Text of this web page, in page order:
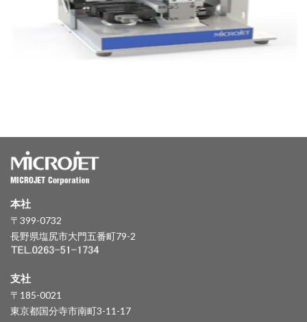
本社
〒399-0732
長野県塩尻市大門五番町79-2
支社
〒185-0021
東京都国分寺市南町3-11-17